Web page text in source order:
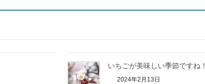
いちごが美味しい季節ですね！
2024年2月13日